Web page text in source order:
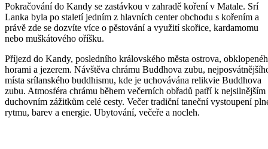
Pokračování do Kandy se zastávkou v zahradě koření v Matale. Srí
Lanka byla po staletí jedním z hlavních center obchodu s kořením a
právě zde se dozvíte více o pěstování a využití skořice, kardamomu
nebo muškátového oříšku.
Příjezd do Kandy, posledního královského města ostrova,
horami a jezerem. Návštěva chrámu Buddhova zubu,
místa srílanského buddhismu, kde je uchovávána relikvie Buddhova
zubu. Atmosféra chrámu během večerních obřadů patří k nejsilnějším
duchovním zážitkům celé cesty. Večer tradiční taneční vystoupení
rytmu, barev a energie. Ubytování, večeře a nocleh.